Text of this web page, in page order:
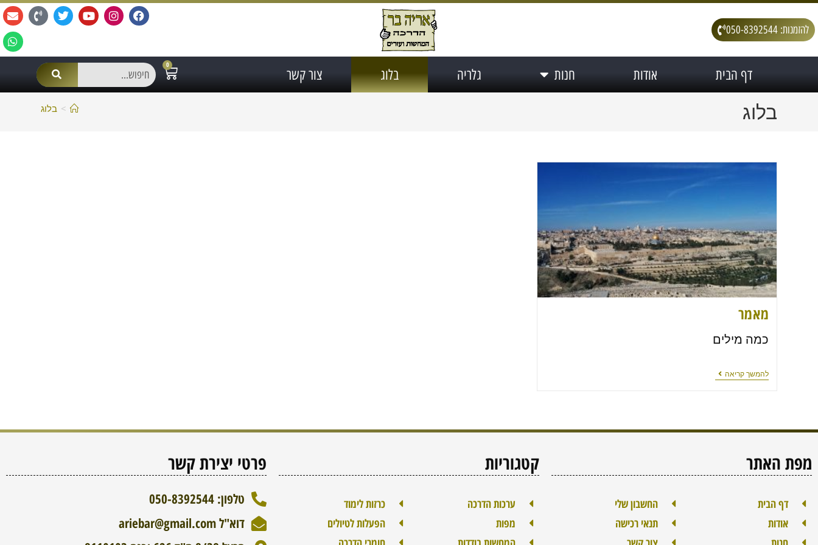
להזמנות: 050-8392544
דף הבית אודות חנות גלריה בלוג צור קשר
0
בלוג > בלוג
מאמר
כמה מילים
להמשך קריאה
מפת האתר
דף הבית
אודות
החשבון שלי
תנאי רכישה
קטגוריות
ערכות הדרכה
מפות
כרזות לימוד
הפעלות לטיולים
פרטי יצירת קשר
טלפון: 050-8392544
דוא"ל ariebar@gmail.com